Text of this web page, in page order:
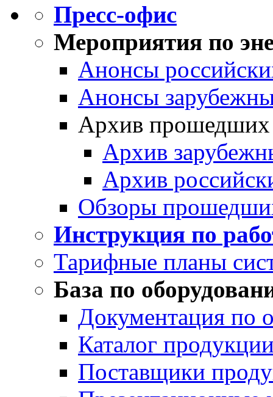
Пресс-офис
Мероприятия по
Анонсы
Анонсы
Архив прошедших
Архив
Архив
Обзоры
Инструкция по
Тарифные планы
База по
Документация по
Каталог
Поставщики